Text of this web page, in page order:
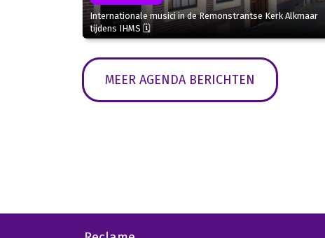
Internationale musici in de Remonstrantse Kerk Alkmaar
tijdens IHMS 🗓
MEER AGENDA BERICHTEN